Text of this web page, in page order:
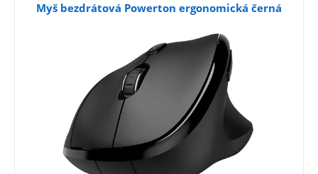
Myš bezdrátová Powerton ergonomická černá